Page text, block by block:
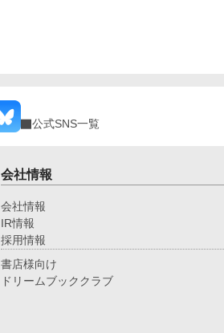
公式SNS一覧
会社情報
会社情報
IR情報
採用情報
書店様向け
ドリームブッククラブ